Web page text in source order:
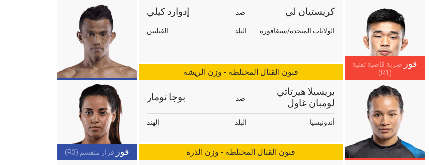
فنون القتال المختلطة - وزن الريشة
فوز ضربة قاضية تقنية
(R1)
كريستيان لي ضد إدوارد كيلي
الولايات المتحدة/سنغافورة البلد الفيلبين
فنون القتال المختلطة - وزن الذرة فوز قرار منقسم (R3)
بريسيلا هيرتاتي
لومبان غاول
ضد بوجا تومار
أندونيسيا البلد الهند
المنافس
اطّلاع
أينما ذهبت! اشترك الآن للوصول إلى آخر الأخبار، وفتح
والحصول على أفضل المقاعد لعروضنا الحية.